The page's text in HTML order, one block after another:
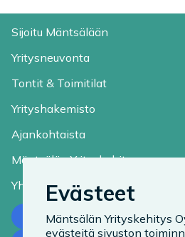
Sijoitu Mäntsälään
Yritysneuvonta
Tontit & Toimitilat
Yrityshakemisto
Ajankohtaista
Mäntsälän Yrityskehitys
Yhteystiedot
Ota yhteyttä
Evästeet
Mäntsälän Yrityskehitys
evästeitä sivuston